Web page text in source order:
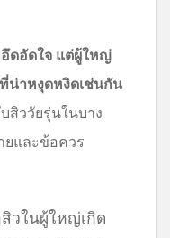
ดอัดใจ แต่ผู้ใหญ่
น่าหงุดหงิดเช่นกัน
สิววัยรุ่นในบาง
ยและข้อควร
วในผู้ใหญ่เกิด